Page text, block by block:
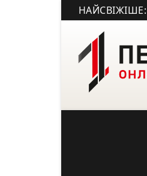
НАЙСВІЖІШЕ: